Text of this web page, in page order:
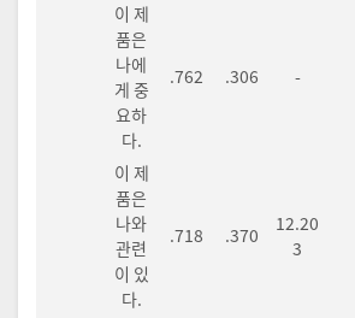
이 제
품은
나에
게 중
요하
다.
.762 .306 -
이 제
품은
나와
관련
이 있
다.
.718 .370
12.20
3